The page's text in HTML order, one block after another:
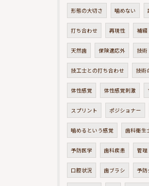
形態の大切さ 噛めない
打ち合わせ 再現性 補綴
天然歯 保険適応外 技術
技工士との打ち合わせ 技術
体性感覚 体性感覚刺激
スプリント ポジショナー
噛めるという感覚 歯科衛生
予防医学 歯科疾患 管理
口腔状況 歯ブラシ 予防